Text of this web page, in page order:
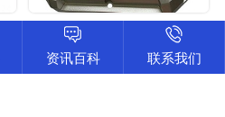
铝外壳cnc加工
资讯百科 联系我们